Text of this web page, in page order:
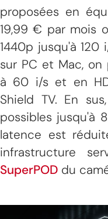
proposées en
19,99 € par mois
1440p jusqu'à
sur PC et Mac,
à 60 i/s et en
Shield TV. En
possibles jusqu'à
latence est
infrastructure
SuperPOD du